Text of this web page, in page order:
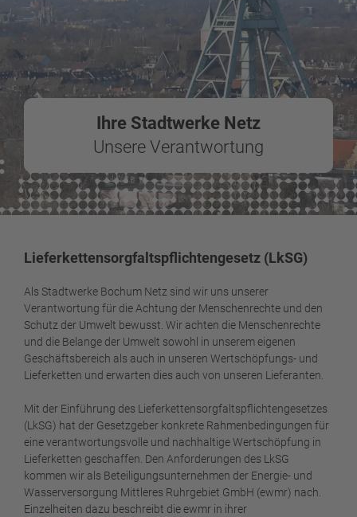
Ihre Stadtwerke Netz
Unsere Verantwortung
Lieferkettensorgfaltspflichtengesetz (LkSG)
Als Stadtwerke Bochum Netz sind wir uns unserer
Verantwortung für die Achtung der Menschenrechte und den
Schutz der Umwelt bewusst. Wir achten die Menschenrechte
und die Belange der Umwelt sowohl in unserem eigenen
Geschäftsbereich als auch in unseren Wertschöpfungs- und
Lieferketten und erwarten dies auch von unseren Lieferanten.
Mit der Einführung des Lieferkettensorgfaltspflichtengesetzes
(LkSG) hat der Gesetzgeber konkrete Rahmenbedingungen für
eine verantwortungsvolle und nachhaltige Wertschöpfung in
Lieferketten geschaffen. Den Anforderungen des LkSG
kommen wir als Beteiligungsunternehmen der Energie- und
Wasserversorgung Mittleres Ruhrgebiet GmbH (ewmr) nach.
Einzelheiten dazu beschreibt die ewmr in ihrer